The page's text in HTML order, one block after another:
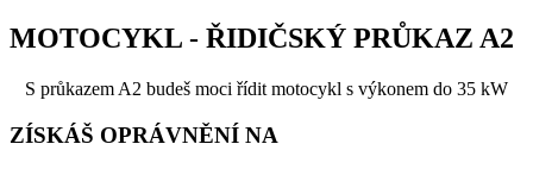
MOTOCYKL - ŘIDIČSKÝ PRŮKAZ A2
S průkazem A2 budeš moci řídit motocykl s výkonem do 35 kW
ZÍSKÁŠ OPRÁVNĚNÍ NA